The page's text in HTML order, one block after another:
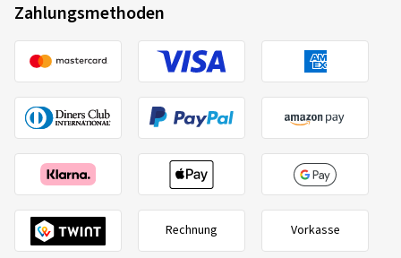
Zahlungsmethoden
Rechnung Vorkasse